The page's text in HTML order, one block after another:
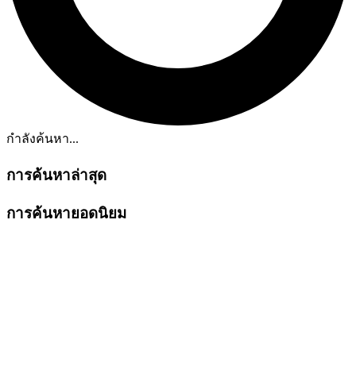
กำลังค้นหา...
การค้นหาล่าสุด
การค้นหายอดนิยม